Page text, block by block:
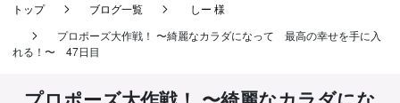
サロンランキング
技術者ランキング
トップ ブログ一覧
しー 様
プロポーズ大作戦！ 〜綺麗なカラダになって 最高の幸せを手に入
れる！〜 47日目